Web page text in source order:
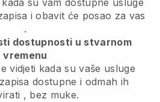
su vam dostupne usluge
i obavit će posao za vas
.
dostupnosti u stvarnom
vremenu
vidjeti kada su vaše usluge
dostupne i odmah ih
, bez muke.